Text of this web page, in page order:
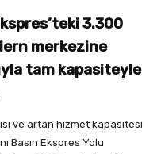
3.300
merkezine
tam kapasiteyle
ve artan hizmet kapasitesi
Basın Ekspres Yolu